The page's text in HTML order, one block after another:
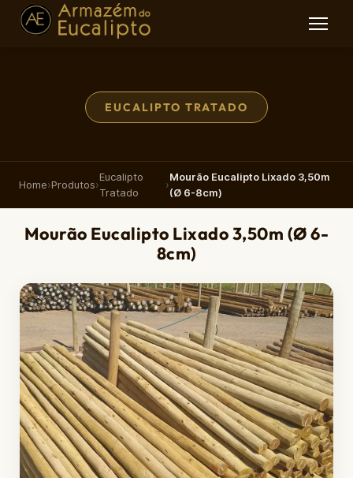
EUCALIPTO TRATADO
Home›Produtos›
Eucalipto
Tratado
›
Mourão Eucalipto Lixado 3,50m
(Ø 6-8cm)
Mourão Eucalipto Lixado 3,50m (Ø 6-
8cm)